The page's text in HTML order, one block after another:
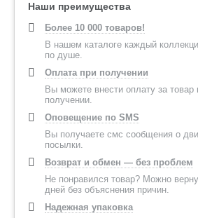
Наши преимущества
Более 10 000 товаров!
В нашем каталоге каждый
по душе.
Оплата при получении
Вы можете внести оплату за
получении.
Оповещение по SMS
Вы получаете смс сообщения о
посылки.
Возврат и обмен — без проблем
Не понравился товар? Можно
дней без объяснения причин.
Надежная упаковка